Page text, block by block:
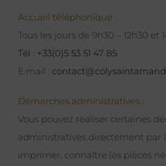
Accueil téléphonique :
Tous les jours de 9h30 – 12h30 et
Tél : +33(0)5 53 51 47 85
E.mail :
Démarches administratives :
Vous pouvez réaliser certaines
administratives directement par
imprimer, connaître les pièces